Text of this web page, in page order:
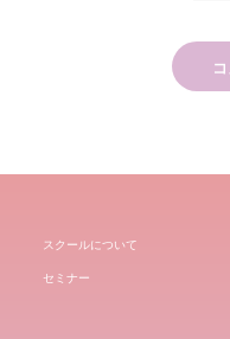
スクールについて
セミナー